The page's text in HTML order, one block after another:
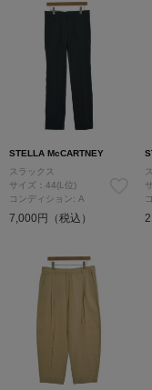
STELLA McCARTNEY
スラックス
サイズ：44(L位)
コンディション: A
7,000円（税込）